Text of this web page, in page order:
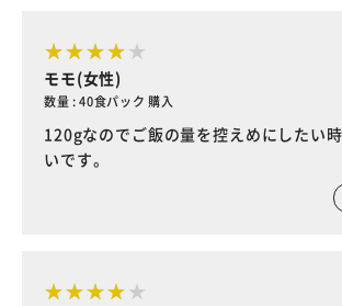
モモ(女性)
数量 : 40食パック 購入
120gなのでご飯の量を控えめにしたい
いです。